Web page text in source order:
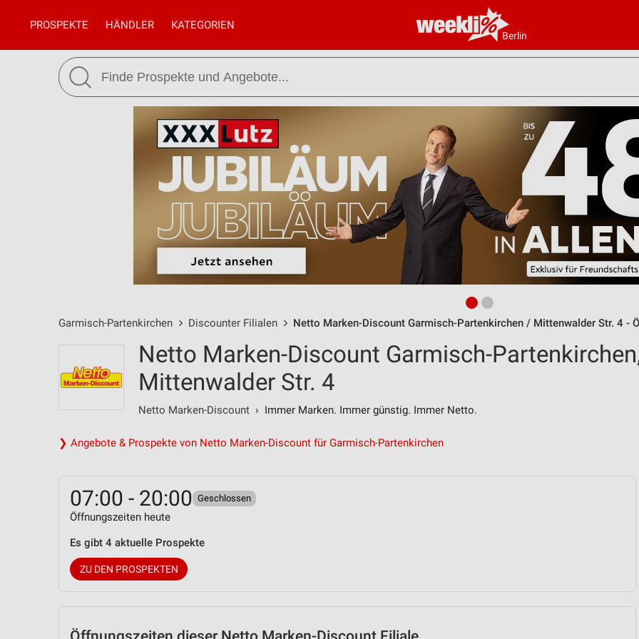
Berlin
PROSPEKTE HÄNDLER KATEGORIEN
Garmisch-Partenkirchen Discounter Filialen Netto Marken-Discount Garmisch-Partenkirchen / Mittenwalder Str. 4 -
Netto Marken-Discount Garmisch-
Mittenwalder Str. 4
Netto Marken-Discount › Immer Marken. Immer günstig. Immer Netto.
❯ Angebote & Prospekte von Netto Marken-Discount für Garmisch-Partenkirchen
07:00 - 20:00 Geschlossen
Öffnungszeiten heute
Es gibt 4 aktuelle Prospekte
ZU DEN PROSPEKTEN